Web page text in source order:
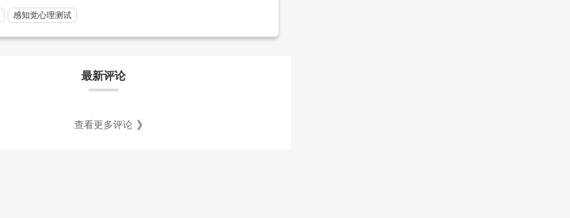
感知觉心理测试
最新评论
查看更多评论